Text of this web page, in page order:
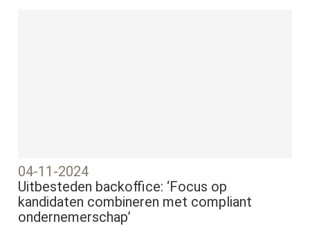
04-11-2024
Uitbesteden backoffice: ‘Focus op
kandidaten combineren met compliant
ondernemerschap’